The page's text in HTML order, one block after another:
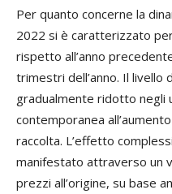
Per quanto concerne la
2022 si è caratterizzato
rispetto all’anno
trimestri dell’anno. Il livello
gradualmente ridotto negli
contemporanea
raccolta. L’effetto
manifestato attraverso un
prezzi all’origine, su base